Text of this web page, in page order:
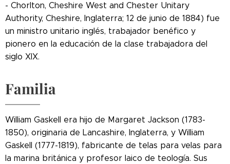
- Chorlton, Cheshire West and Chester Unitary
Authority, Cheshire, Inglaterra; 12 de junio de 1884) fue
un ministro unitario inglés, trabajador benéfico y
pionero en la educación de la clase trabajadora del
siglo XIX.
Familia
William Gaskell era hijo de Margaret Jackson (1783-
1850), originaria de Lancashire, Inglaterra, y William
Gaskell (1777-1819), fabricante de telas para velas para
la marina británica y profesor laico de teología. Sus